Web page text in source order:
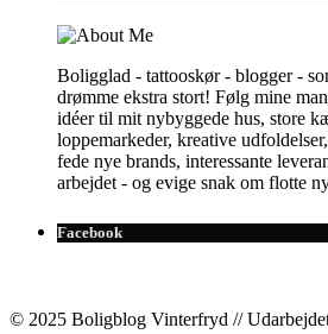
Boligglad - tattooskør - blogger -
drømme ekstra stort! Følg mine
idéer til mit nybyggede hus, store
loppemarkeder, kreative
fede nye brands, interessante
arbejdet - og evige snak om flotte
Facebook
© 2025 Boligblog Vinterfryd //